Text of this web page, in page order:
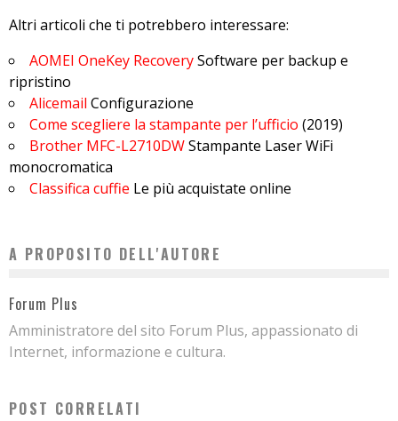
Altri articoli che ti potrebbero interessare:
AOMEI OneKey RecoverySoftware per backup e
ripristino
Alicemail Configurazione
Come scegliere la stampante per l’ufficio (2019)
Brother MFC-L2710DWStampante Laser WiFi
monocromatica
Classifica cuffie Le più acquistate online
A PROPOSITO DELL'AUTORE
Forum Plus
Amministratore del sito Forum Plus, appassionato di
Internet, informazione e cultura.
POST CORRELATI